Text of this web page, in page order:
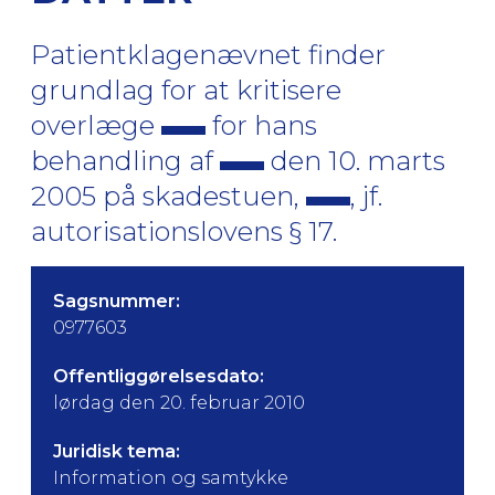
Patientklagenævnet finder
grundlag for at kritisere
overlæge
for hans
behandling af
den 10. marts
2005 på skadestuen,
, jf.
autorisationslovens § 17.
Sagsnummer:
0977603
Offentliggørelsesdato:
lørdag den 20. februar 2010
Juridisk tema:
Information og samtykke